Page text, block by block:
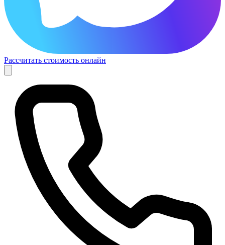
Рассчитать стоимость онлайн